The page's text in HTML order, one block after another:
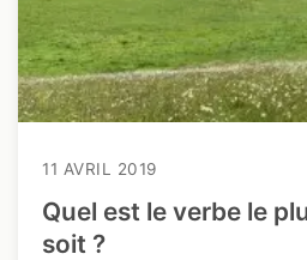
11 AVRIL 2019
Quel est le verbe le
soit ?